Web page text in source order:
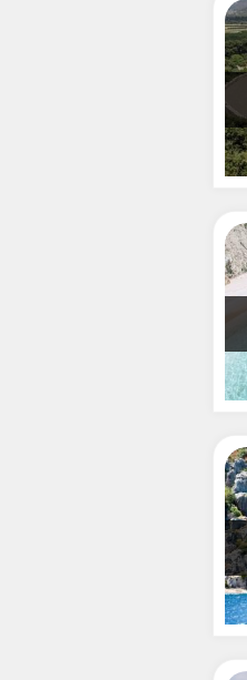
sağlayıcılarla paylaşabiliriz. Buna izin
Daha